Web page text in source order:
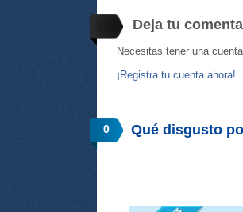
Deja tu
Necesitas tener una
¡Registra tu cuenta ahora!
0 Qué disgusto